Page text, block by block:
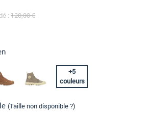
: 120,00 €
+5
couleurs
(Taille non disponible ?)